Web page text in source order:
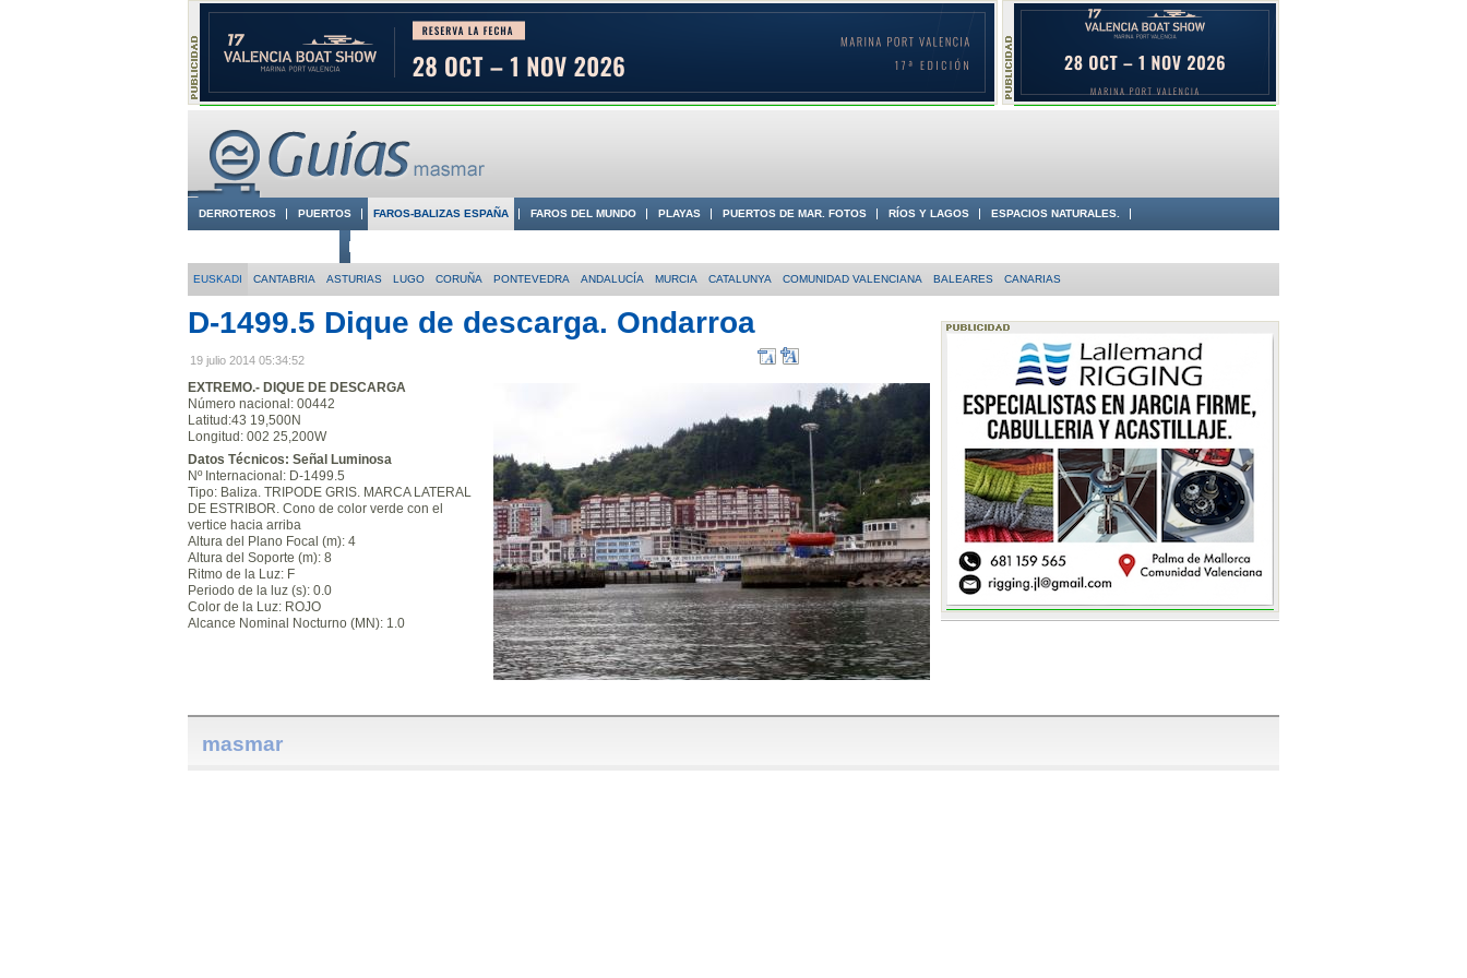
DERROTEROS PUERTOS FAROS-BALIZAS ESPAÑA FAROS DEL MUNDO PLAYAS PUERTOS DE MAR. FOTOS RÍOS Y LAGOS ESPACIOS NATURALES.
EUSKADI CANTABRIA ASTURIAS LUGO CORUÑA PONTEVEDRA ANDALUCÍA MURCIA CATALUNYA COMUNIDAD VALENCIANA BALEARES CANARIAS
D-1499.5 Dique de descarga. Ondarroa
19 julio 2014 05:34:52
EXTREMO.- DIQUE DE DESCARGA
Número nacional: 00442
Latitud:43 19,500N
Longitud: 002 25,200W
Datos Técnicos: Señal Luminosa
Nº Internacional: D-1499.5
Tipo: Baliza. TRIPODE GRIS. MARCA LATERAL
DE ESTRIBOR. Cono de color verde con el
vertice hacia arriba
Altura del Plano Focal (m): 4
Altura del Soporte (m): 8
Ritmo de la Luz: F
Periodo de la luz (s): 0.0
Color de la Luz: ROJO
Alcance Nominal Nocturno (MN): 1.0
masmar